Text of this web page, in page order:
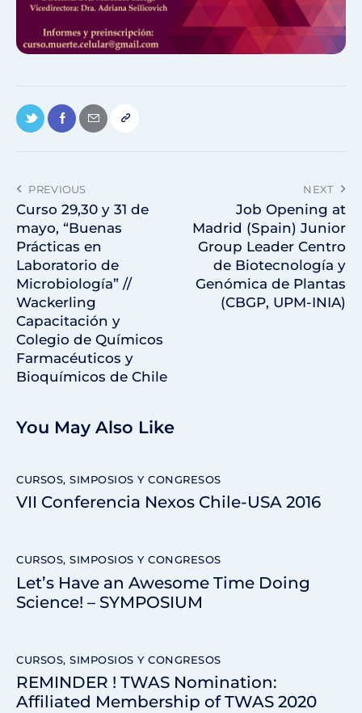
PREVIOUS
Curso 29,30 y 31 de
mayo, “Buenas
Prácticas en
Laboratorio de
Microbiología” //
Wackerling
Capacitación y
Colegio de Químicos
Farmacéuticos y
Bioquímicos de Chile
NEXT
Job Opening at
Madrid (Spain) Junior
Group Leader Centro
de Biotecnología y
Genómica de Plantas
(CBGP, UPM-INIA)
You May Also Like
CURSOS, SIMPOSIOS Y CONGRESOS
VII Conferencia Nexos Chile-USA 2016
CURSOS, SIMPOSIOS Y CONGRESOS
Let’s Have an Awesome Time Doing
Science! – SYMPOSIUM
CURSOS, SIMPOSIOS Y CONGRESOS
REMINDER ! TWAS Nomination:
Affiliated Membership of TWAS 2020